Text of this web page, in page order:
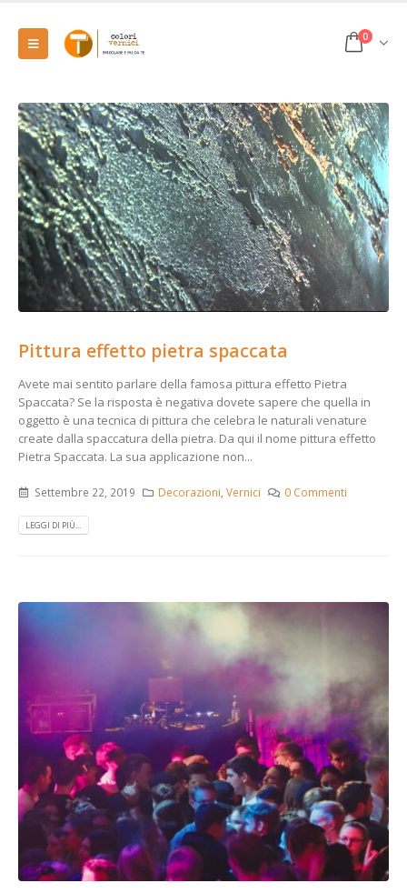
0
Pittura effetto pietra spaccata
Avete mai sentito parlare della famosa pittura effetto Pietra
Spaccata? Se la risposta è negativa dovete sapere che quella in
oggetto è una tecnica di pittura che celebra le naturali venature
create dalla spaccatura della pietra. Da qui il nome pittura effetto
Pietra Spaccata. La sua applicazione non...
Settembre 22, 2019 Decorazioni ,Vernici 0 Commenti
LEGGI DI PIÙ...